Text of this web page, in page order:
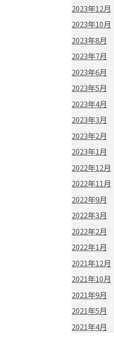
2023年12月
2023年10月
2023年8月
2023年7月
2023年6月
2023年5月
2023年4月
2023年3月
2023年2月
2023年1月
2022年12月
2022年11月
2022年9月
2022年3月
2022年2月
2022年1月
2021年12月
2021年10月
2021年9月
2021年5月
2021年4月